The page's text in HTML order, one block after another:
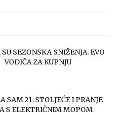
SEZONSKA SNIŽENJA. EVO
VODIČA ZA KUPNJU
SAM 21. STOLJEĆE I PRANJE
S ELEKTRIČNIM MOPOM